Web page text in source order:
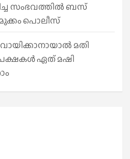
സംഭവത്തിൽ ബസ്
പൊലീസ്
മതി​
ഏത് മഷി